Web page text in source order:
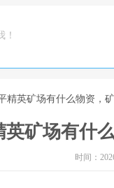
！
精英矿场有什么物资，
英矿场有什
时间：